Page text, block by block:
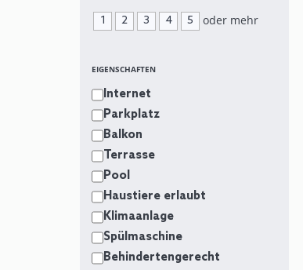
1 2 3 4 5 oder mehr
EIGENSCHAFTEN
Internet
Parkplatz
Balkon
Terrasse
Pool
Haustiere erlaubt
Klimaanlage
Spülmaschine
Behindertengerecht